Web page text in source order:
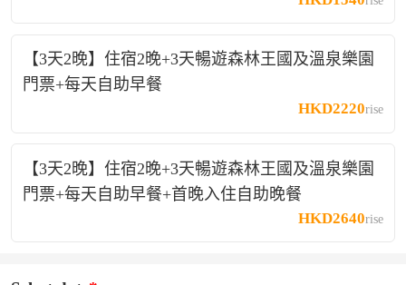
【3天2晚】住宿2晚+3天暢遊森林王國及溫泉樂園
門票+每天自助早餐
HKD2220rise
【3天2晚】住宿2晚+3天暢遊森林王國及溫泉樂園
門票+每天自助早餐+首晚入住自助晚餐
HKD2640rise